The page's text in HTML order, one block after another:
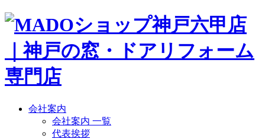
会社案内
会社案内 一覧
代表挨拶